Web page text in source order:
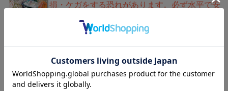
損・ケガをする恐れがあります。必ず水平で安
●直射日光・ストーブなど直接高温になりえる
熱が当たるところには設置しないでください。
劣化の原因となります。
にご注意下さい。また、床などを傷つけないよ
うにご注意下さい。
●製品の仕様は品質向上・改善のために予告な